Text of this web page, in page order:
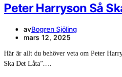
Peter Harryson Så
avBogren Sjöling
mars 12, 2025
Här är allt du behöver veta om Peter
Ska Det Låta”.…